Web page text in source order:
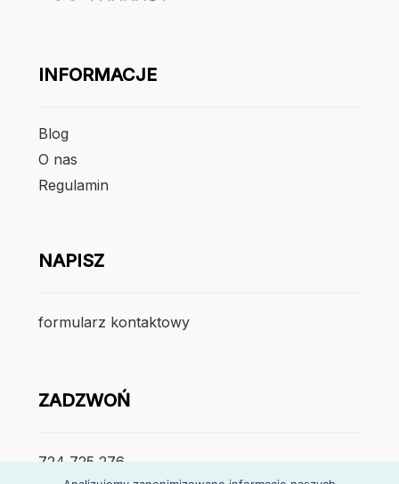
INFORMACJE
Blog
O nas
Regulamin
NAPISZ
formularz kontaktowy
ZADZWOŃ
724 725 276